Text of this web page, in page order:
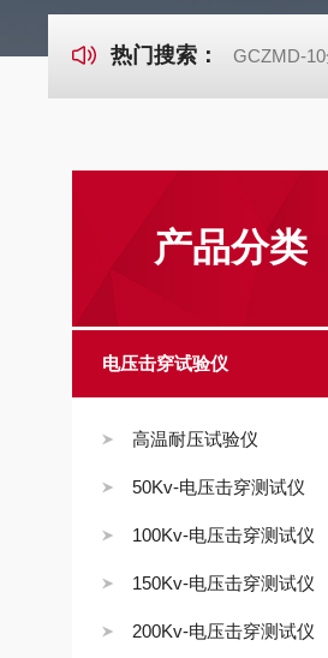
热门搜索： GCZMD-
产品分类
电压击穿试验仪
高温耐压试验仪
50Kv-电压击穿测试仪
100Kv-电压击穿测试仪
150Kv-电压击穿测试仪
200Kv-电压击穿测试仪